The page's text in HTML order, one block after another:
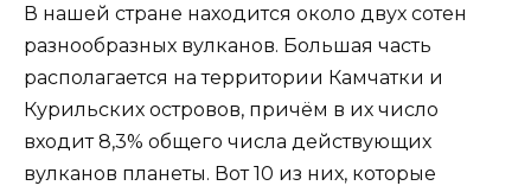
В нашей стране находится около двух сотен
разнообразных вулканов. Большая часть
располагается на территории Камчатки и
Курильских островов, причём в их число
входит 8,3% общего числа действующих
вулканов планеты. Вот 10 из них, которые